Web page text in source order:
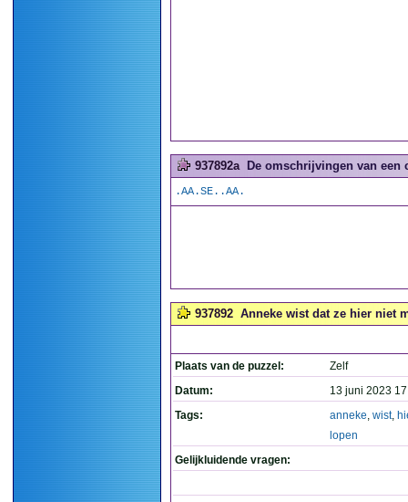
937892a De omschrijvingen van een
.AA.SE..AA.
937892 Anneke wist dat ze hier niet
Plaats van de puzzel:
Zelf
Datum:
13 juni 2023
Tags:
anneke, wist,
lopen
Gelijkluidende vragen: